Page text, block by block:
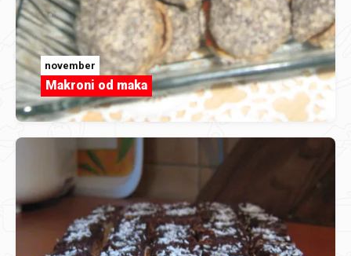
november
Makroni od maka